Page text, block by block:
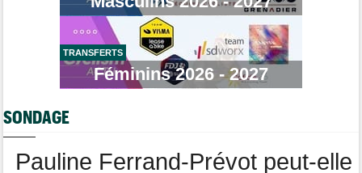
Tour de Pologne
Paul Magnier, 14e de la 3e étape... puis déclassé
Tour de France Femmes
La 6e étape… un terrain propice aux baroudeuses à Tournon ?
Soudal Quick-Step recrute un talentueux sprinteur allemand de
TRANSFERTS
Féminins 2026 - 2027
SONDAGE
Pauline Ferrand-Prévot peut-elle